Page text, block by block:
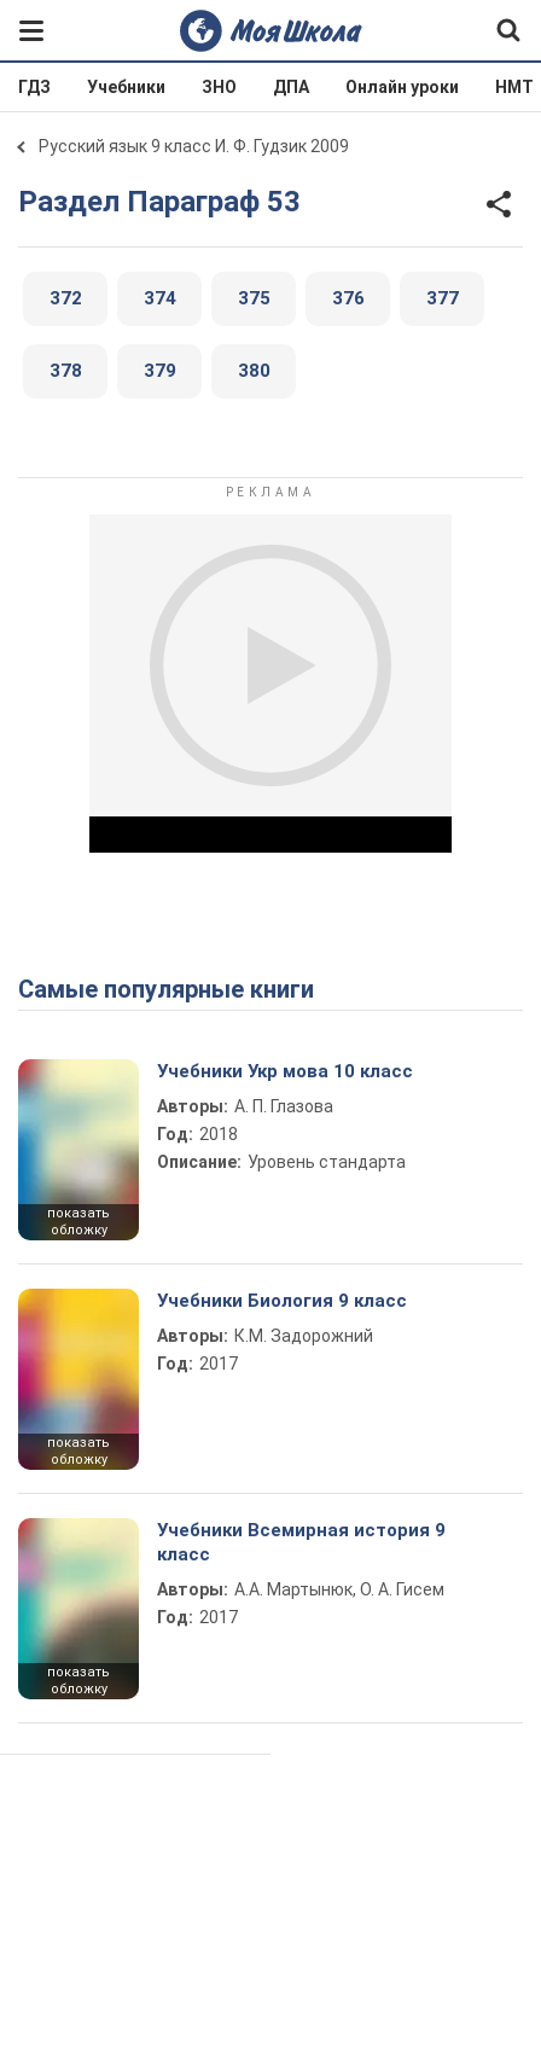
ГДЗ Учебники ЗНО ДПА Онлайн уроки НМТ
Русский язык 9 класс И. Ф. Гудзик 2009
Раздел Параграф 53
372 374 375 376 377
378 379 380
Play Video
Самые популярные книги
показать
обложку
Учебники Укр мова 10 класс
Авторы: А. П. Глазова
Год: 2018
Описание: Уровень стандарта
показать
обложку
Учебники Биология 9 класс
Авторы: К.М. Задорожний
Год: 2017
показать
обложку
Учебники Всемирная история 9
класс
Авторы: А.А. Мартынюк, О. А. Гисем
Год: 2017